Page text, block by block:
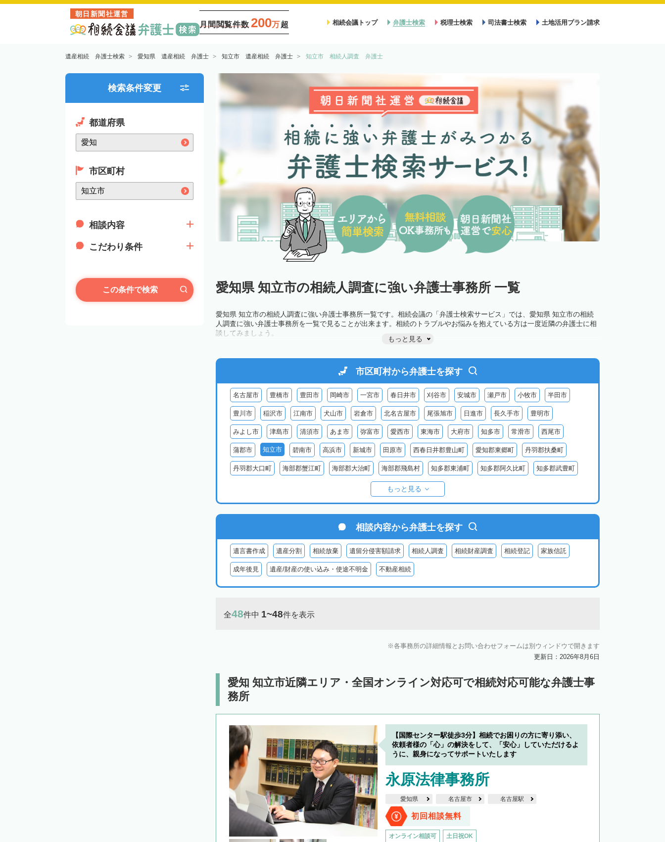
朝日新聞社運営
月間閲覧件数 200万超 相続会議トップ 弁護士検索 税理士検索 司法書士検索 土地活用プラン請求
遺産相続 弁護士検索 愛知県 遺産相続 弁護士 知立市 遺産相続 弁護士 知立市 相続人調査 弁護士
検索条件変更
都道府県
市区町村
相談内容
こだわり条件
この条件で検索 愛知県 知立市の相続人調査に強い弁護士事務所 一覧
愛知県 知立市の相続人調査に強い弁護士事務所一覧です。相続会議の「弁護士検索サービス」では、愛知県 知立市の相続
人調査に強い弁護士事務所を一覧で見ることが出来ます。相続のトラブルやお悩みを抱えている方は一度近隣の弁護士に相
談してみましょう。
もっと見る
市区町村から弁護士を探す
名古屋市 豊橋市 豊田市 岡崎市 一宮市 春日井市 刈谷市 安城市 瀬戸市 小牧市 半田市
豊川市 稲沢市 江南市 犬山市 岩倉市 北名古屋市 尾張旭市 日進市 長久手市 豊明市
みよし市 津島市 清須市 あま市 弥富市 愛西市 東海市 大府市 知多市 常滑市 西尾市
蒲郡市 知立市 碧南市 高浜市 新城市 田原市 西春日井郡豊山町 愛知郡東郷町 丹羽郡扶桑町
丹羽郡大口町 海部郡蟹江町 海部郡大治町 海部郡飛島村 知多郡東浦町 知多郡阿久比町 知多郡武豊町
北設楽郡設楽町
もっと見る
相談内容から弁護士を探す
遺言書作成 遺産分割 相続放棄 遺留分侵害額請求 相続人調査 相続財産調査 相続登記 家族信託
成年後見 遺産/財産の使い込み・使途不明金 不動産相続
全48件中 1~48件を表示
各事務所の詳細情報とお問い合わせフォームは別ウィンドウで開きます
更新日：2026年8月6日
愛知 知立市近隣エリア・全国オンライン対応可で相続対応可能な弁護士事
務所
【国際センター駅徒歩3分】相続でお困りの方に寄り添い、
依頼者様の「心」の解決をして、「安心」していただけるよ
うに、親身になってサポートいたします
永原法律事務所
愛知県 名古屋市 名古屋駅
初回相談無料
オンライン相談可 土日祝OK